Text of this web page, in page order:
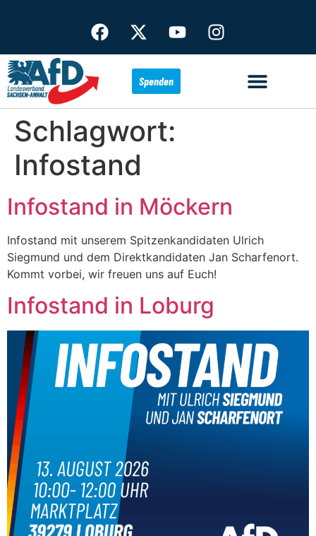
Spenden
Schlagwort:
Infostand
Infostand in Möckern
Infostand mit unserem Spitzenkandidaten Ulrich
Siegmund und dem Direktkandidaten Jan Scharfenort.
Kommt vorbei, wir freuen uns auf Euch!
Infostand in Loburg